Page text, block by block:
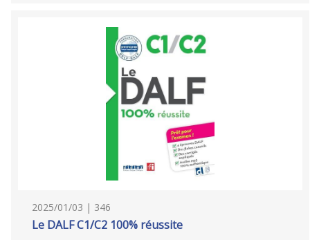
2025/01/03 | 346
Le DALF C1/C2 100% réussite